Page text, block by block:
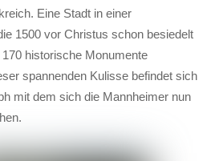
Eine Stadt in einer
1500 vor Christus schon besiedelt
historische Monumente
spannenden Kulisse befindet sich
mit dem sich die Mannheimer nun